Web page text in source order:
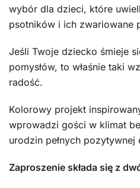
wybór dla dzieci, które
psotników i ich zwariowane
Jeśli Twoje dziecko śmieje
pomysłów, to właśnie taki
radość.
Kolorowy projekt
wprowadzi gości w klimat
urodzin pełnych pozytywnej
Zaproszenie składa się z